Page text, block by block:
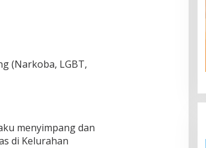
(Narkoba, LGBT,
menyimpang dan
di Kelurahan